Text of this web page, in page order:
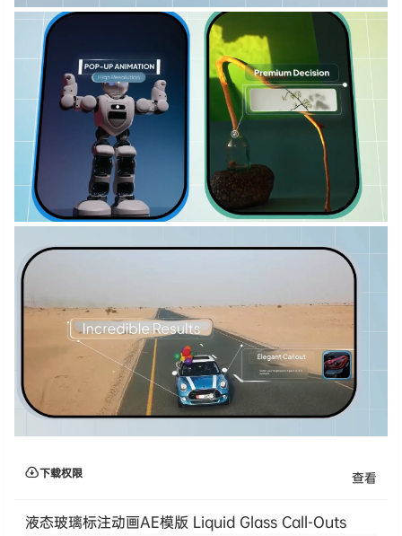
下载权限 查看
液态玻璃标注动画AE模版 Liquid Glass Call-Outs